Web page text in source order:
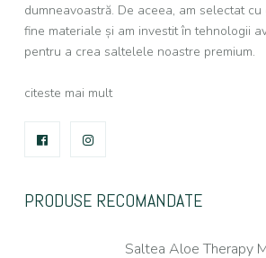
dumneavoastră. De aceea, am selectat cu
fine materiale și am investit în tehnologii
pentru a crea saltelele noastre premium.
citeste mai mult
FACEBOOK
PRODUSE RECOMANDATE
Saltea Aloe Therapy